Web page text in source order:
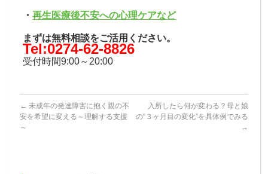
・再生医療後不安への心理ケアなど
まずは無料相談をご活用ください。
Tel:0274-62-8826
受付時間9:00～20:00
← 未成年の発達障害に抱く親の不
安を希望に変える～理解する支援
～
入所したら何が変わる？母と娘
の“３ヶ月目の変化”を具体例でみる
→